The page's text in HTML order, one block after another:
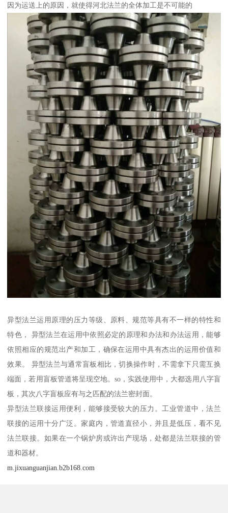
因为运送上的原因，就使得河北法兰的全体加工是不可能的
异型法兰运用原理的压力等级、原料、规范等具有不一样的特性和
特色， 异型法兰在运用中依照必定的原理和办法和办法运用，能够
依照相应的规范出产和加工，确保在运用中具有杰出的运用价值和
效果。 异型法兰与通常盲板相比，切换操作时，不需拿下只需互换
端面，若用盲板管道将呈现空地。so，实践使用中，大都选用八字盲
板，其次八字盲板应有与之匹配的法兰密封面。
异型法兰联接运用便利，能够接受较大的压力。工业管道中，法兰
联接的运用十分广泛。家庭内，管道直径小，并且是低压，看不见
法兰联接。如果在一个锅炉房或许出产现场，处都是法兰联接的管
道和器材。
m.jixuanguanjian.b2b168.com